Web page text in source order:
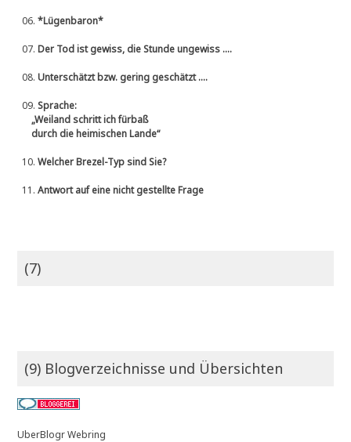
06.*Lügenbaron*
07.Der Tod ist gewiss, die Stunde ungewiss ....
08.Unterschätzt bzw. gering geschätzt ....
09.Sprache:
„Weiland schritt ich fürbaß
durch die heimischen Lande“
10.Welcher Brezel-Typ sind Sie?
11.Antwort auf eine nicht gestellte Frage
(7)
(9) Blogverzeichnisse und Übersichten
UberBlogr Webring